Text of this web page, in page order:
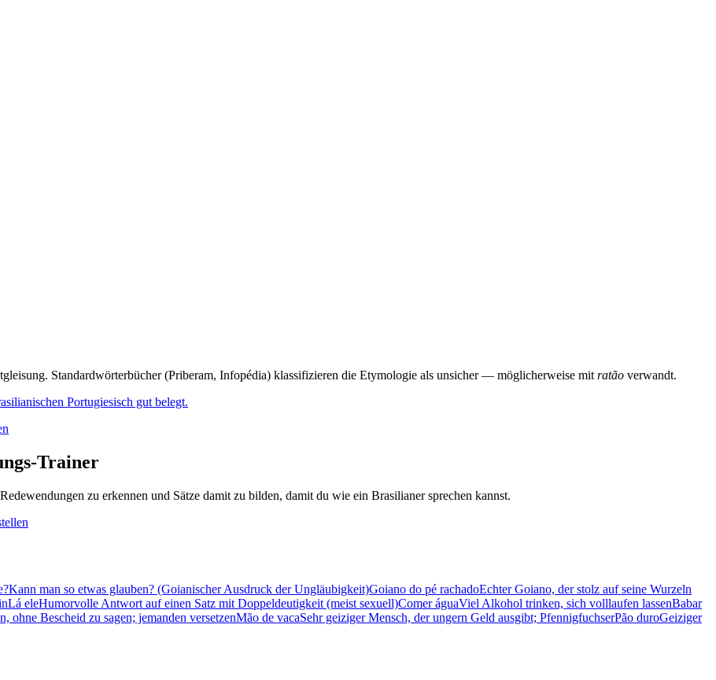
Standardwörterbücher (Priberam, Infopédia) klassifizieren die Etymologie als unsicher — möglicherweise mit ratão verwandt.
Portugiesisch gut belegt.
Trainer
zu erkennen und Sätze damit zu bilden, damit du wie ein Brasilianer sprechen kannst.
Kann man so etwas glauben? (Goianischer Ausdruck der Ungläubigkeit)Goiano do pé rachadoEchter Goiano, der stolz auf seine Wurzeln
Lá eleHumorvolle Antwort auf einen Satz mit Doppeldeutigkeit (meist sexuell)Comer águaViel Alkohol trinken, sich volllaufen lassenBabar
ohne Bescheid zu sagen; jemanden versetzenMão de vacaSehr geiziger Mensch, der ungern Geld ausgibt; PfennigfuchserPão duroGeiziger